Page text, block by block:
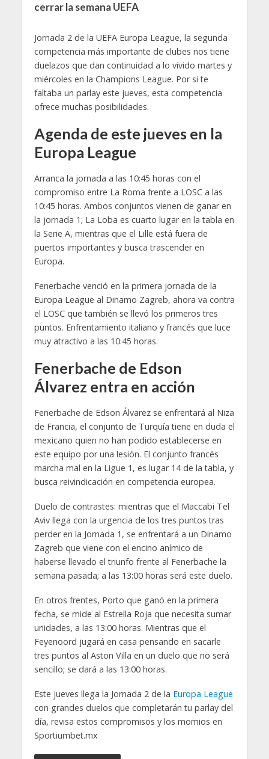
cerrar la semana UEFA
Jornada 2 de la UEFA Europa League, la segunda
competencia más importante de clubes nos tiene
duelazos que dan continuidad a lo vivido martes y
miércoles en la Champions League. Por si te
faltaba un parlay este jueves, esta competencia
ofrece muchas posibilidades.
Agenda de este jueves en la
Europa League
Arranca la jornada a las 10:45 horas con el
compromiso entre La Roma frente a LOSC a las
10:45 horas. Ambos conjuntos vienen de ganar en
la jornada 1; La Loba es cuarto lugar en la tabla en
la Serie A, mientras que el Lille está fuera de
puertos importantes y busca trascender en
Europa.
Fenerbache venció en la primera jornada de la
Europa League al Dinamo Zagreb, ahora va contra
el LOSC que también se llevó los primeros tres
puntos. Enfrentamiento italiano y francés que luce
muy atractivo a las 10:45 horas.
Fenerbache de Edson
Álvarez entra en acción
Fenerbache de Edson Álvarez se enfrentará al Niza
de Francia, el conjunto de Turquía tiene en duda el
mexicano quien no han podido establecerse en
este equipo por una lesión. El conjunto francés
marcha mal en la Ligue 1, es lugar 14 de la tabla, y
busca reivindicación en competencia europea.
Duelo de contrastes: mientras que el Maccabi Tel
Aviv llega con la urgencia de los tres puntos tras
perder en la Jornada 1, se enfrentará a un Dinamo
Zagreb que viene con el encino anímico de
haberse llevado el triunfo frente al Fenerbache la
semana pasada; a las 13:00 horas será este duelo.
En otros frentes, Porto que ganó en la primera
fecha, se mide al Estrella Roja que necesita sumar
unidades, a las 13:00 horas. Mientras que el
Feyenoord jugará en casa pensando en sacarle
tres puntos al Aston Villa en un duelo que no será
sencillo; se dará a las 13:00 horas.
Este jueves llega la Jornada 2 de la Europa League
con grandes duelos que completarán tu parlay del
día, revisa estos compromisos y los momios en
Sportiumbet.mx